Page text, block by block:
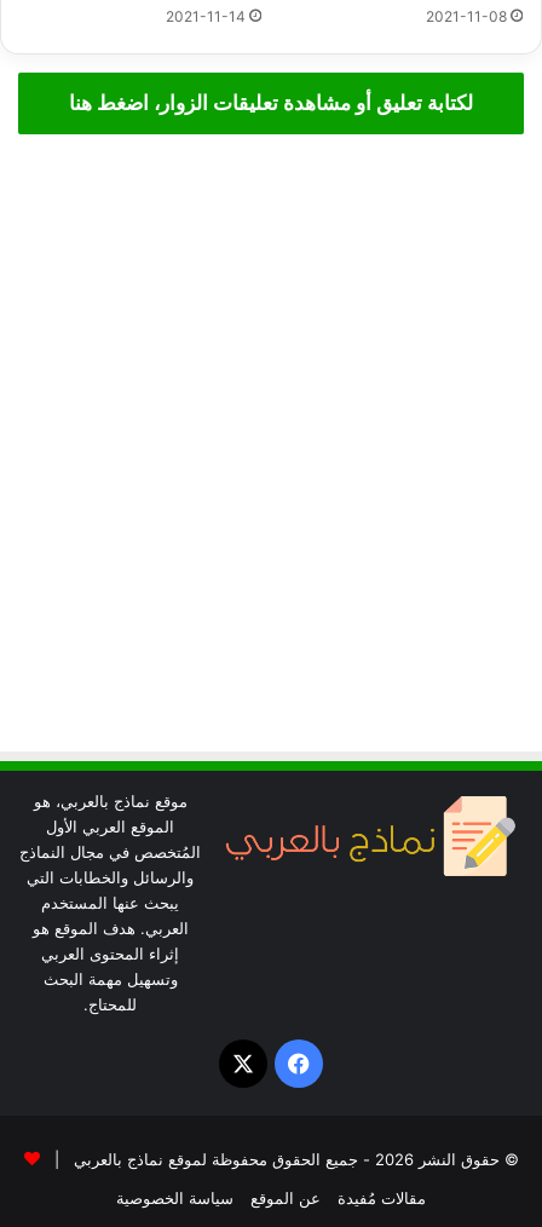
2021-11-08
2021-11-14
لكتابة تعليق أو مشاهدة تعليقات الزوار، اضغط هنا
موقع نماذج بالعربي، هو
الموقع العربي الأول
المُتخصص في مجال النماذج
والرسائل والخطابات التي
يبحث عنها المستخدم
العربي. هدف الموقع هو
إثراء المحتوى العربي
وتسهيل مهمة البحث
للمحتاج.
فيسبوك
‫X
© حقوق النشر 2026 - جميع الحقوق محفوظة لموقع نماذج بالعربي |
مقالات مُفيدة
عن الموقع سياسة الخصوصية